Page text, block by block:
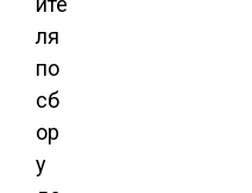
ля
по
сб
ор
у